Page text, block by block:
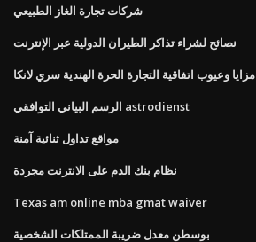
شركات تجارة الغاز الطبيعي
نصائح لشراء تذاكر الطيران الدولية عبر الإنترنت
مزايا وعيوب اتفاقية التجارة الحرة الهندية سري لانكا
الرسم البياني التوافقي astrodienst
مواقع تداول ثنائية آمنة
نظام بنك الدم على الانترنت مجردة
Texas am online mba gmat waiver
بوسطن معدل ضريبة الممتلكات الشخصية